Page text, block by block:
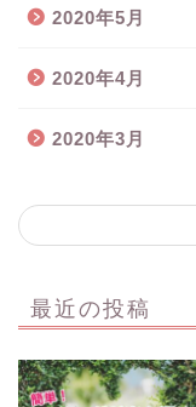
2020年5月
2020年4月
2020年3月
最近の投稿